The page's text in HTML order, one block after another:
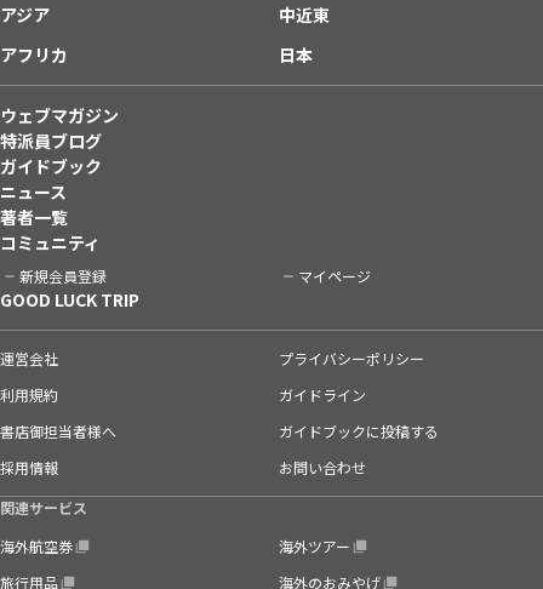
アジア
中近東
アフリカ
日本
ウェブマガジン
特派員ブログ
ガイドブック
ニュース
著者一覧
コミュニティ
新規会員登録 マイページ
GOOD LUCK TRIP
運営会社
プライバシーポリシー
利用規約
ガイドライン
書店御担当者様へ
ガイドブックに投稿する
採用情報
お問い合わせ
関連サービス
海外航空券
海外ツアー
旅行用品
海外のおみやげ